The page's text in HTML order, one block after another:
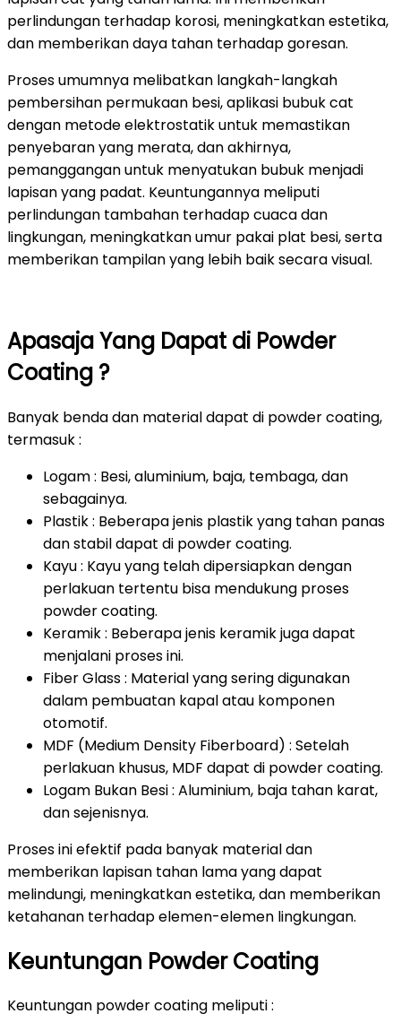
perlindungan terhadap korosi, meningkatkan estetika,
dan memberikan daya tahan terhadap goresan.
Proses umumnya melibatkan langkah-langkah
pembersihan permukaan besi, aplikasi bubuk cat
dengan metode elektrostatik untuk memastikan
penyebaran yang merata, dan akhirnya,
pemanggangan untuk menyatukan bubuk menjadi
lapisan yang padat. Keuntungannya meliputi
perlindungan tambahan terhadap cuaca dan
lingkungan, meningkatkan umur pakai plat besi, serta
memberikan tampilan yang lebih baik secara visual.
Apasaja Yang Dapat di Powder
Coating ?
Banyak benda dan material dapat di powder coating,
termasuk :
Logam : Besi, aluminium, baja, tembaga, dan
sebagainya.
Plastik : Beberapa jenis plastik yang tahan panas
dan stabil dapat di powder coating.
Kayu : Kayu yang telah dipersiapkan dengan
perlakuan tertentu bisa mendukung proses
powder coating.
Keramik : Beberapa jenis keramik juga dapat
menjalani proses ini.
Fiber Glass : Material yang sering digunakan
dalam pembuatan kapal atau komponen
otomotif.
MDF (Medium Density Fiberboard) : Setelah
perlakuan khusus, MDF dapat di powder coating.
Logam Bukan Besi : Aluminium, baja tahan karat,
dan sejenisnya.
Proses ini efektif pada banyak material dan
memberikan lapisan tahan lama yang dapat
melindungi, meningkatkan estetika, dan memberikan
ketahanan terhadap elemen-elemen lingkungan.
Keuntungan Powder Coating
Keuntungan powder coating meliputi :